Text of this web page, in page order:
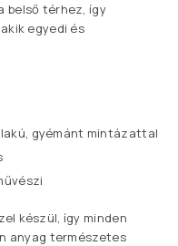
belső térhez, így
egyedi és
gyémánt mintázattal
készül, így minden
anyag természetes